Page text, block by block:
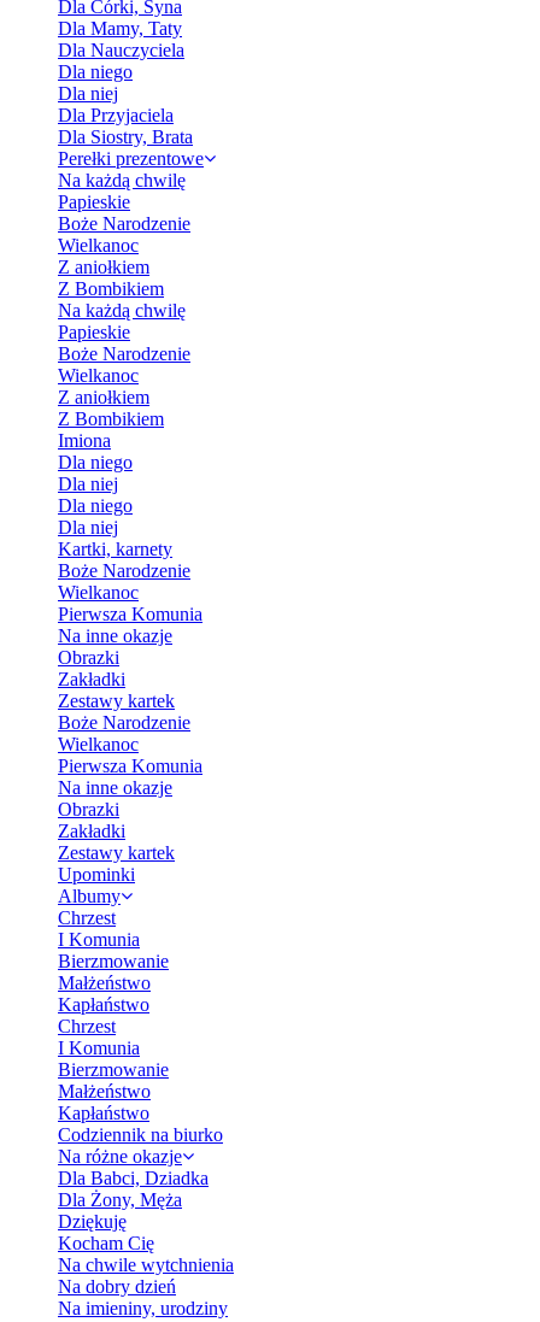
Dla Córki, Syna
Dla Mamy, Taty
Dla Nauczyciela
Dla niego
Dla niej
Dla Przyjaciela
Dla Siostry, Brata
Perełki prezentowe
Na każdą chwilę
Papieskie
Boże Narodzenie
Wielkanoc
Z aniołkiem
Z Bombikiem
Na każdą chwilę
Papieskie
Boże Narodzenie
Wielkanoc
Z aniołkiem
Z Bombikiem
Imiona
Dla niego
Dla niej
Dla niego
Dla niej
Kartki, karnety
Boże Narodzenie
Wielkanoc
Pierwsza Komunia
Na inne okazje
Obrazki
Zakładki
Zestawy kartek
Boże Narodzenie
Wielkanoc
Pierwsza Komunia
Na inne okazje
Obrazki
Zakładki
Zestawy kartek
Upominki
Albumy
Chrzest
I Komunia
Bierzmowanie
Małżeństwo
Kapłaństwo
Chrzest
I Komunia
Bierzmowanie
Małżeństwo
Kapłaństwo
Codziennik na biurko
Na różne okazje
Dla Babci, Dziadka
Dla Żony, Męża
Dziękuję
Kocham Cię
Na chwile wytchnienia
Na dobry dzień
Na imieniny, urodziny